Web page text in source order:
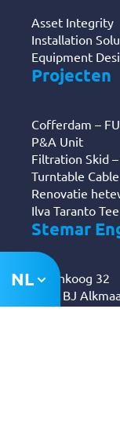
NL
Asset Integrity
Installation
Equipment
Projecten
Cofferdam –
P&A Unit
Filtration Skid
Turntable
Renovatie
Ilva Taranto
Stemar
Berenkoog 32
1822 BJ